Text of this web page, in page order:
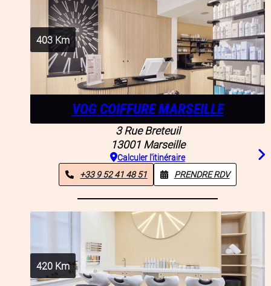
403Km
VOG COIFFURE MARSEILLE
3 Rue Breteuil
13001 Marseille
Calculer l'itinéraire
+33 9 52 41 48 51
PRENDRE RDV
420 Km